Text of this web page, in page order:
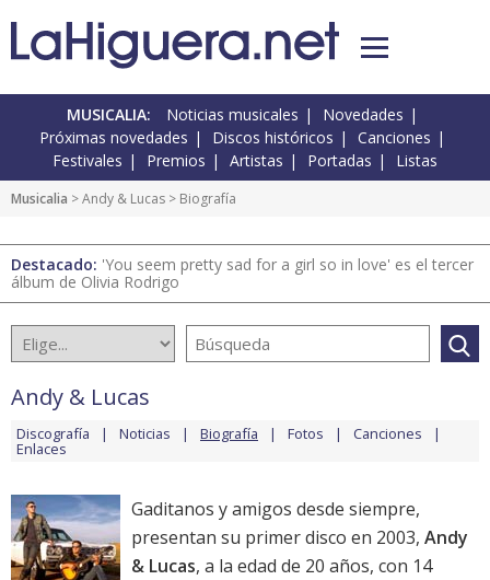
MUSICALIA: Noticias musicales
Novedades
Próximas novedades
Discos históricos
Canciones
Festivales
Premios Artistas Portadas Listas
Musicalia >Andy & Lucas > Biografía
Destacado: 'You seem pretty sad for a girl so in love' es el tercer
álbum de Olivia Rodrigo
Andy & Lucas
Discografía Noticias Biografía Fotos Canciones
Enlaces
Gaditanos y amigos desde siempre,
presentan su primer disco en 2003, Andy
& Lucas, a la edad de 20 años, con 14